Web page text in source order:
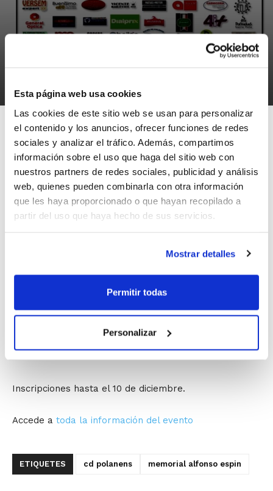
Esta página web usa cookies
Las cookies de este sitio web se usan para personalizar
el contenido y los anuncios, ofrecer funciones de redes
sociales y analizar el tráfico. Además, compartimos
información sobre el uso que haga del sitio web con
nuestros partners de redes sociales, publicidad y análisis
web, quienes pueden combinarla con otra información
que les haya proporcionado o que hayan recopilado a
partir del uso que haya hecho de sus servicios.
Mostrar detalles
Permitir todas
Personalizar
22/11/2017
El CD Polanens de Santa Pola organiza del 28 al 30 de
diciembre el I Torneo Memorial Alfonso Espín, que se
celebrará en diversas categorías de formación.
Categorías del Torneo:
Infantil Masculí
Cadet Masculí
Cadet Femení
Inscripciones hasta el 10 de diciembre.
Accede a toda la información del evento
ETIQUETES cd polanens memorial alfonso espin